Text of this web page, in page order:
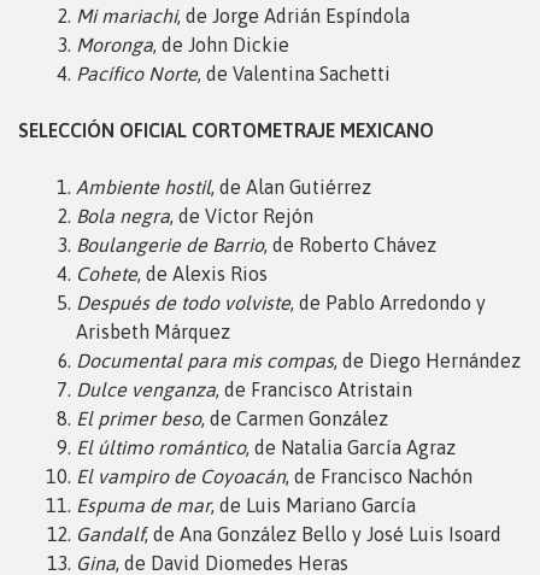
Mi mariachi, de Jorge Adrián Espíndola
Moronga, de John Dickie
Pacífico Norte, de Valentina Sachetti
SELECCIÓN OFICIAL CORTOMETRAJE MEXICANO
Ambiente hostil, de Alan Gutiérrez
Bola negra , de Víctor Rejón
Boulangerie de Barrio, de Roberto Chávez
Cohete, de Alexis Rios
Después de todo volviste, de Pablo Arredondo y
Arisbeth Márquez
Documental para mis compas, de Diego Hernández
Dulce venganza , de Francisco Atristain
El primer beso, de Carmen González
El último romántico, de Natalia García Agraz
El vampiro de Coyoacán, de Francisco Nachón
Espuma de mar, de Luis Mariano García
Gandalf, de Ana González Bello y José Luis Isoard
Gina , de David Diomedes Heras